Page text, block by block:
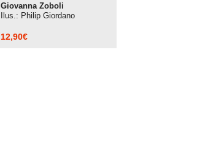
Giovanna Zoboli
Ilus.: Philip Giordano
12,90€